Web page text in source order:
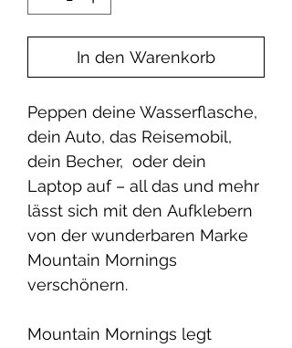
In den Warenkorb
Peppen deine Wasserflasche,
dein Auto, das Reisemobil,
dein Becher, oder dein
Laptop auf – all das und mehr
lässt sich mit den Aufklebern
von der wunderbaren Marke
Mountain Mornings
verschönern.
Mountain Mornings legt